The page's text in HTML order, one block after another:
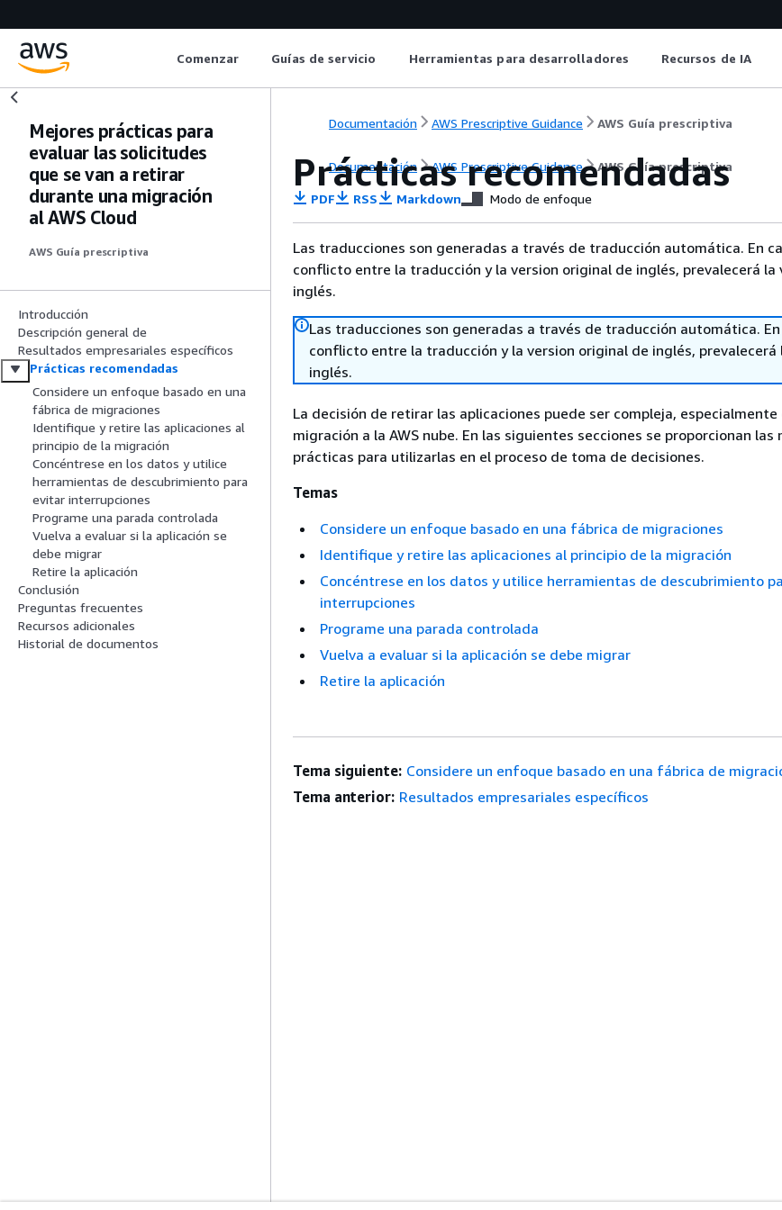
Comenzar Guías de servicio Herramientas para desarrolladores Recursos de IA
Mejores prácticas para
evaluar las solicitudes
que se van a retirar
durante una migración
al AWS Cloud
AWS Guía prescriptiva
Introducción
Descripción general de
Resultados empresariales específicos
Prácticas recomendadas
Considere un enfoque basado en una
fábrica de migraciones
Identifique y retire las aplicaciones al
principio de la migración
Concéntrese en los datos y utilice
herramientas de descubrimiento para
evitar interrupciones
Programe una parada controlada
Vuelva a evaluar si la aplicación se
debe migrar
Retire la aplicación
Conclusión
Preguntas frecuentes
Recursos adicionales
Historial de documentos
Documentación AWS Prescriptive Guidance AWS Guía prescriptiva
Documentación AWS Prescriptive Guidance AWS Guía prescriptiva
Prácticas recomendadas
PDF RSS Markdown Modo de enfoque
Las traducciones son generadas a través de traducción automática. En
conflicto entre la traducción y la version original de inglés, prevalecerá la
inglés.
Las traducciones son generadas a través de traducción automática.
conflicto entre la traducción y la version original de inglés, prevalecerá
inglés.
La decisión de retirar las aplicaciones puede ser compleja,
migración a la AWS nube. En las siguientes secciones se proporcionan las
prácticas para utilizarlas en el proceso de toma de decisiones.
Temas
Considere un enfoque basado en una fábrica de migraciones
Identifique y retire las aplicaciones al principio de la migración
Concéntrese en los datos y utilice herramientas de descubrimiento
interrupciones
Programe una parada controlada
Vuelva a evaluar si la aplicación se debe migrar
Retire la aplicación
Tema siguiente: Considere un enfoque basado en una fábrica de
Tema anterior: Resultados empresariales específicos